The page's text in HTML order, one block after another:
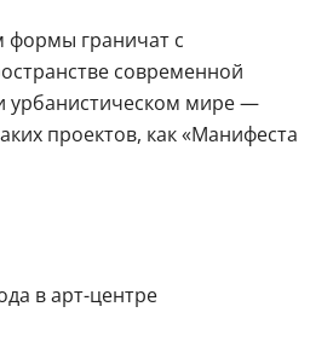
формы граничат с
современной
урбанистическом мире —
проектов, как «Манифеста
в арт-центре